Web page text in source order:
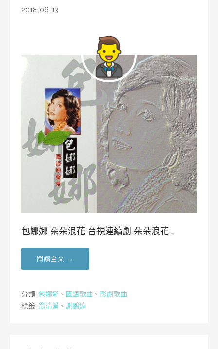
2018-06-13
包娜娜 朵朵浪花 台視連續劇 朵朵浪花 …
閱讀全文 →
分類: 包娜娜 、 國語歌曲 、 影劇歌曲
標籤: 翁清溪 、 謝鵬遠